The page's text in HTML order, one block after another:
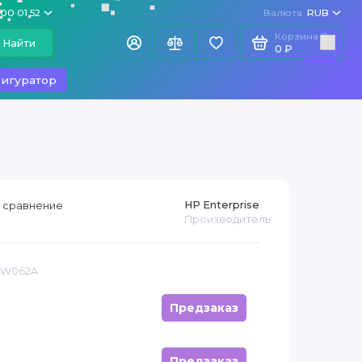
01 52 Валюта RUB
Найти
Корзина 0
0 ₽
HP Enterprise
Производитель
Предзаказ
сравнение